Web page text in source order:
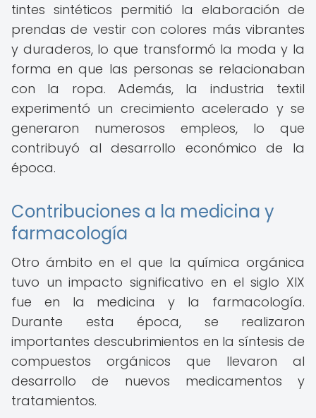
tintes sintéticos permitió la elaboración de
prendas de vestir con colores más vibrantes
y duraderos, lo que transformó la moda y la
forma en que las personas se relacionaban
con la ropa. Además, la industria textil
experimentó un crecimiento acelerado y se
generaron numerosos empleos, lo que
contribuyó al desarrollo económico de la
época.
Contribuciones a la medicina y
farmacología
Otro ámbito en el que la química orgánica
tuvo un impacto significativo en el siglo XIX
fue en la medicina y la farmacología.
Durante esta época, se realizaron
importantes descubrimientos en la síntesis de
compuestos orgánicos que llevaron al
desarrollo de nuevos medicamentos y
tratamientos.